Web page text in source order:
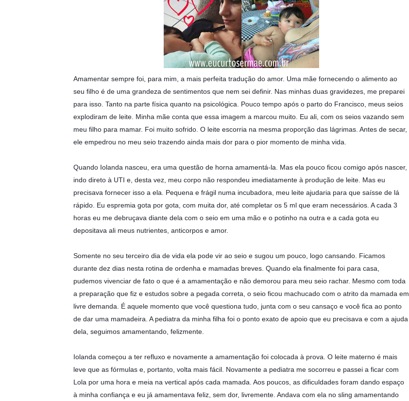
Amamentar sempre foi, para mim, a mais perfeita tradução do amor. Uma mãe fornecendo o alimento ao
seu filho é de uma grandeza de sentimentos que nem sei definir. Nas minhas duas gravidezes, me preparei
para isso. Tanto na parte física quanto na psicológica. Pouco tempo após o parto do Francisco, meus seios
explodiram de leite. Minha mãe conta que essa imagem a marcou muito. Eu ali, com os seios vazando sem
meu filho para mamar. Foi muito sofrido. O leite escorria na mesma proporção das lágrimas. Antes de secar,
ele empedrou no meu seio trazendo ainda mais dor para o pior momento de minha vida.
Quando Iolanda nasceu, era uma questão de horna amamentá-la. Mas ela pouco ficou comigo após nascer,
indo direto à UTI e, desta vez, meu corpo não respondeu imediatamente à produção de leite. Mas eu
precisava fornecer isso a ela. Pequena e frágil numa incubadora, meu leite ajudaria para que saísse de lá
rápido. Eu espremia gota por gota, com muita dor, até completar os 5 ml que eram necessários. A cada 3
horas eu me debruçava diante dela com o seio em uma mão e o potinho na outra e a cada gota eu
depositava ali meus nutrientes, anticorpos e amor.
Somente no seu terceiro dia de vida ela pode vir ao seio e sugou um pouco, logo cansando. Ficamos
durante dez dias nesta rotina de ordenha e mamadas breves. Quando ela finalmente foi para casa,
pudemos vivenciar de fato o que é a amamentação e não demorou para meu seio rachar. Mesmo com toda
a preparação que fiz e estudos sobre a pegada correta, o seio ficou machucado com o atrito da mamada em
livre demanda. É aquele momento que você questiona tudo, junta com o seu cansaço e você fica ao ponto
de dar uma mamadeira. A pediatra da minha filha foi o ponto exato de apoio que eu precisava e com a ajuda
dela, seguimos amamentando, felizmente.
Iolanda começou a ter refluxo e novamente a amamentação foi colocada à prova. O leite materno é mais
leve que as fórmulas e, portanto, volta mais fácil. Novamente a pediatra me socorreu e passei a ficar com
Lola por uma hora e meia na vertical após cada mamada. Aos poucos, as dificuldades foram dando espaço
à minha confiança e eu já amamentava feliz, sem dor, livremente. Andava com ela no sling amamentando